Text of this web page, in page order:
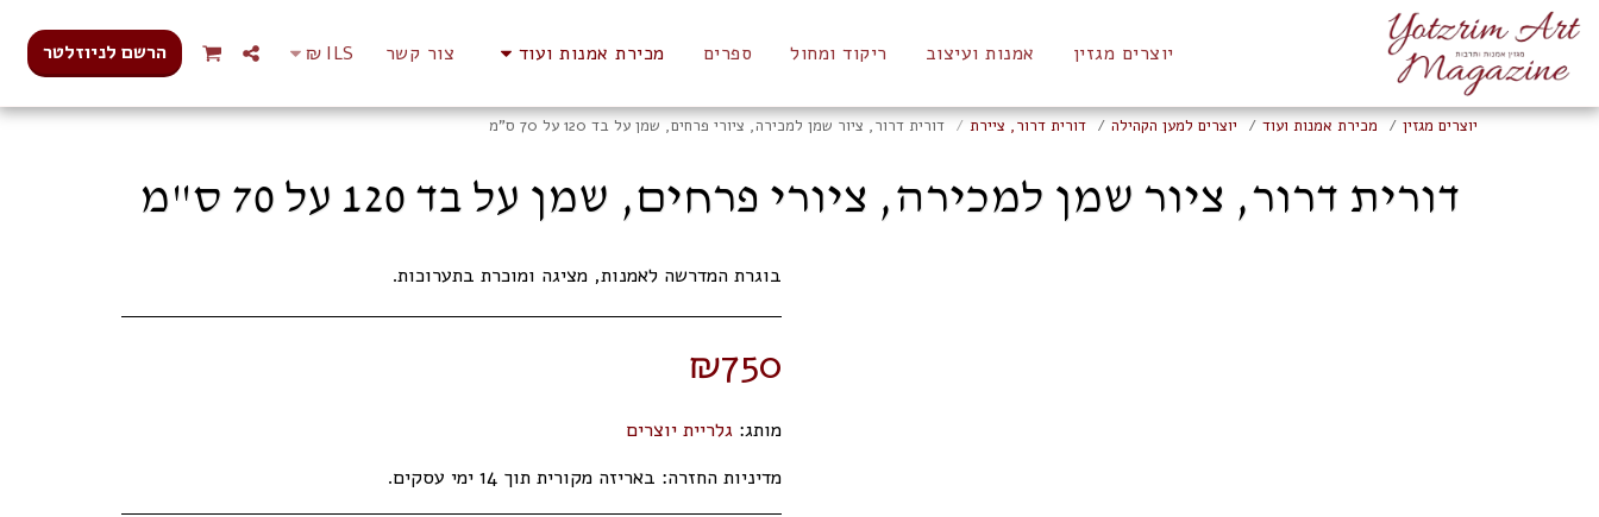
יוצרים מגזין אמנות ועיצוב ריקוד ומחול ספרים מכירת אמנות ועוד צור קשר ILS
₪ הרשם לניוזלטר
יוצרים מגזין מכירת אמנות ועוד יוצרים למען הקהילה דורית דרור, ציירת דורית דרור, ציור שמן למכירה, ציורי פרחים, שמן על בד 120 על 70 ס"מ
דורית דרור, ציור שמן למכירה, ציורי פרחים, שמן על בד 120 על 70 ס"מ
בוגרת המדרשה לאמנות, מציגה ומוכרת בתערוכות.
₪750
מותג: גלריית יוצרים
מדיניות החזרה: באריזה מקורית תוך 14 ימי עסקים.